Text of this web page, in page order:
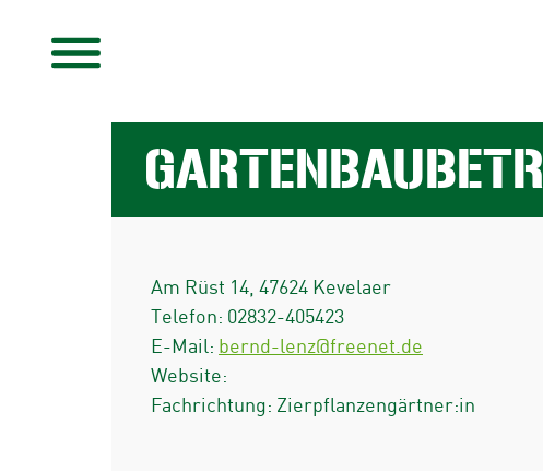
Am Rüst 14 47624 Kevelaer
Telefon: 02832-405423
E-Mail: bernd-lenz@freenet.de
Website:
Fachrichtung: Zierpflanzengärtner:in